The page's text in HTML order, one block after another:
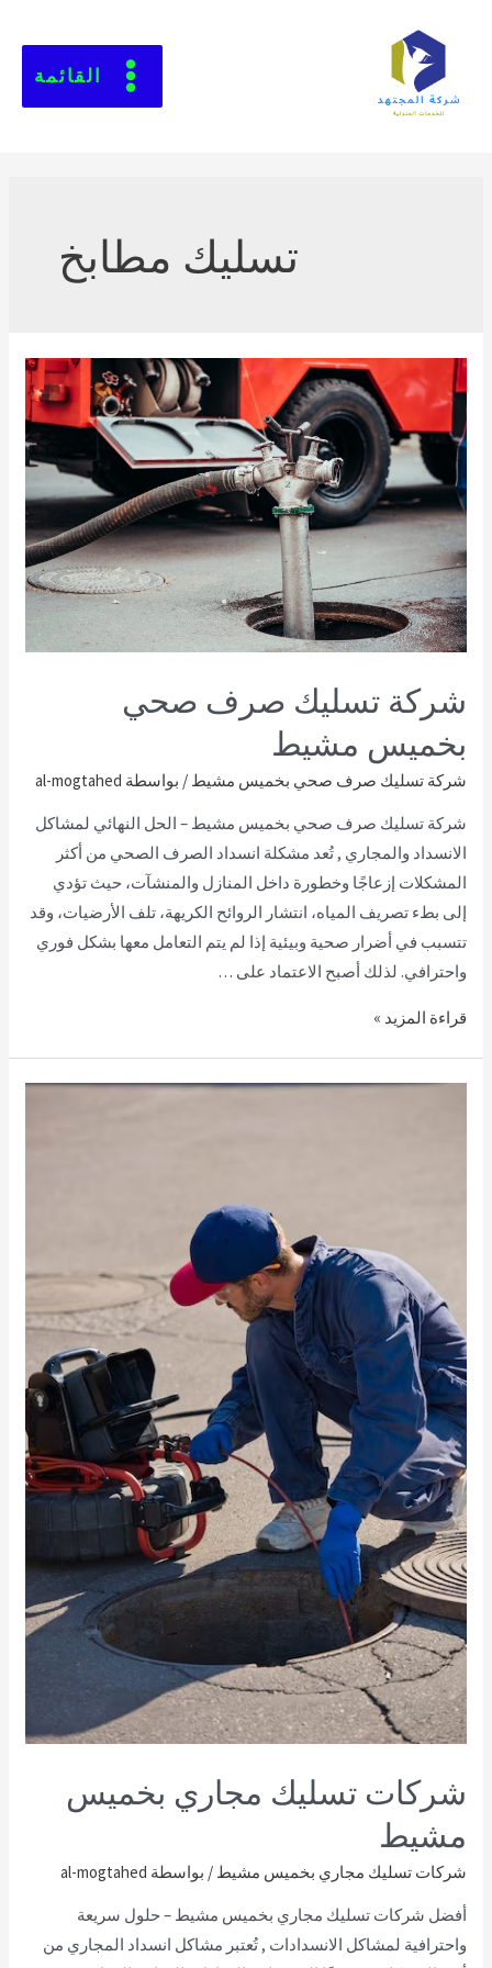
القائمة
تسليك مطابخ
شركة تسليك صرف صحي
بخميس مشيط
شركة تسليك صرف صحي بخميس مشيط / بواسطة al-mogtahed
شركة تسليك صرف صحي بخميس مشيط – الحل النهائي لمشاكل
الانسداد والمجاري , تُعد مشكلة انسداد الصرف الصحي من أكثر
المشكلات إزعاجًا وخطورة داخل المنازل والمنشآت، حيث تؤدي
إلى بطء تصريف المياه، انتشار الروائح الكريهة، تلف الأرضيات، وقد
تتسبب في أضرار صحية وبيئية إذا لم يتم التعامل معها بشكل فوري
واحترافي. لذلك أصبح الاعتماد على …
قراءة المزيد »
شركات تسليك مجاري بخميس
مشيط
شركات تسليك مجاري بخميس مشيط / بواسطة al-mogtahed
أفضل شركات تسليك مجاري بخميس مشيط – حلول سريعة
واحترافية لمشاكل الانسدادات , تُعتبر مشاكل انسداد المجاري من